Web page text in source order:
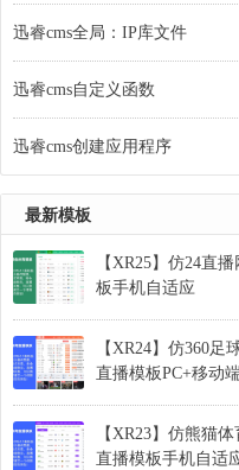
迅睿cms全局：IP库文件
迅睿cms自定义函数
迅睿cms创建应用程序
最新模板
【XR25】仿24直
板手机自适应
【XR24】仿360
直播模板PC+移动
【XR23】仿熊猫
直播模板手机自适